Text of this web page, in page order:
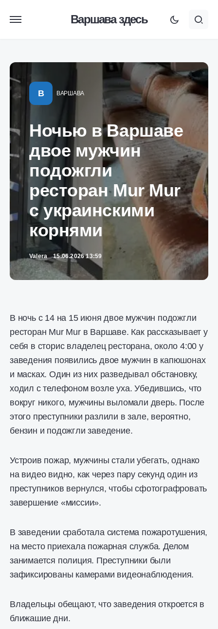
Варшава здесь
В ВАРШАВА
Ночью в Варшаве
двое мужчин
подожгли
ресторан Mur Mur
с украинскими
корнями
Valera 15.06.2026 13:59
В ночь с 14 на 15 июня двое мужчин подожгли
ресторан Mur Mur в Варшаве. Как рассказывает у
себя в сторис владелец ресторана, около 4:00 у
заведения появились двое мужчин в капюшонах
и масках. Один из них разведывал обстановку,
ходил с телефоном возле уха. Убедившись, что
вокруг никого, мужчины выломали дверь. После
этого преступники разлили в зале, вероятно,
бензин и подожгли заведение.
Устроив пожар, мужчины стали убегать, однако
на видео видно, как через пару секунд один из
преступников вернулся, чтобы сфотографровать
завершение «миссии».
В заведении сработала система пожаротушения,
на место приехала пожарная служба. Делом
занимается полиция. Преступники были
зафиксированы камерами видеонаблюдения.
Владельцы обещают, что заведения откроется в
ближашие дни.